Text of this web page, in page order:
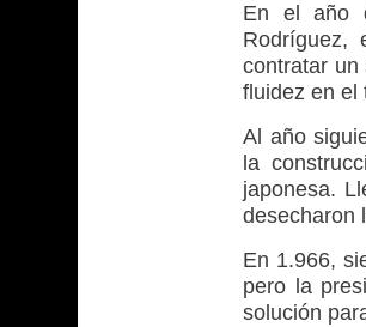
En el año
Rodríguez,
contratar un
fluidez en el
Al año
la
japonesa.
desecharon
En 1.966,
pero la
solución